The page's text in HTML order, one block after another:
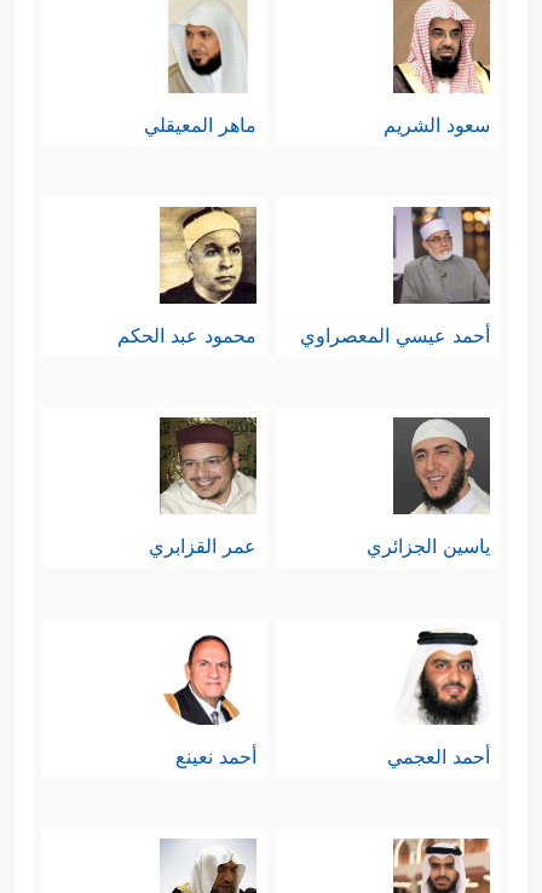
سعود الشريم ماهر المعيقلي
أحمد عيسي المعصراوي محمود عبد الحكم
ياسين الجزائري عمر القزابري
أحمد العجمي أحمد نعينع